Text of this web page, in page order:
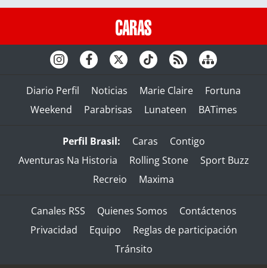
Diario Perfil Noticias Marie Claire
Fortuna
Weekend
Parabrisas Lunateen BATimes
Perfil Brasil: Caras
Contigo
Aventuras Na Historia
Rolling Stone
Sport Buzz
Recreio
Maxima
Canales RSS Quienes Somos
Contáctenos
Privacidad
Equipo
Reglas de participación
Tránsito